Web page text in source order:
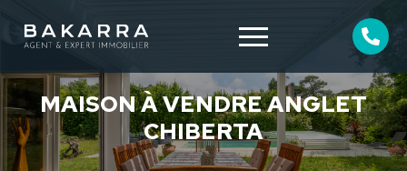
MAISON À VENDRE ANGLET
CHIBERTA